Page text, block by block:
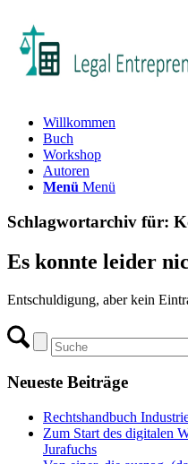
Willkommen
Buch
Workshop
Autoren
Menü Menü
Schlagwortarchiv für:
Es konnte leider
Entschuldigung, aber kein
Neueste Beiträge
Rechtshandbuch
Zum Start des digitalen
Jurafuchs